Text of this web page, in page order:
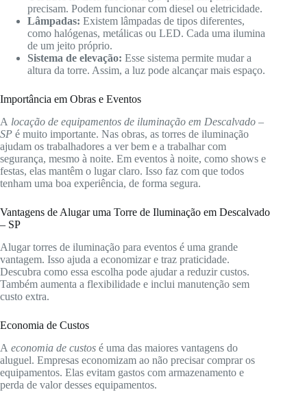
precisam. Podem funcionar com diesel ou eletricidade.
Lâmpadas: Existem lâmpadas de tipos diferentes,
como halógenas, metálicas ou LED. Cada uma ilumina
de um jeito próprio.
Sistema de elevação: Esse sistema permite mudar a
altura da torre. Assim, a luz pode alcançar mais espaço.
Importância em Obras e Eventos
A locação de equipamentos de iluminação em Descalvado –
SP é muito importante. Nas obras, as torres de iluminação
ajudam os trabalhadores a ver bem e a trabalhar com
segurança, mesmo à noite. Em eventos à noite, como shows e
festas, elas mantêm o lugar claro. Isso faz com que todos
tenham uma boa experiência, de forma segura.
Vantagens de Alugar uma Torre de Iluminação em Descalvado
– SP
Alugar torres de iluminação para eventos é uma grande
vantagem. Isso ajuda a economizar e traz praticidade.
Descubra como essa escolha pode ajudar a reduzir custos.
Também aumenta a flexibilidade e inclui manutenção sem
custo extra.
Economia de Custos
A economia de custos é uma das maiores vantagens do
aluguel. Empresas economizam ao não precisar comprar os
equipamentos. Elas evitam gastos com armazenamento e
perda de valor desses equipamentos.